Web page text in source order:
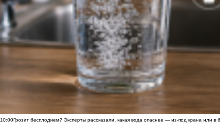
10:00Грозит бесплодием? Эксперты рассказали, какая вода опаснее — из-под крана или в